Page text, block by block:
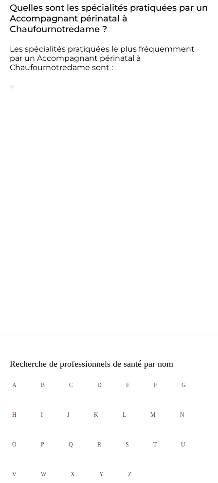
Quelles sont les spécialités pratiquées par un
Accompagnant périnatal à
Chaufournotredame ?
Les spécialités pratiquées le plus fréquemment
par un Accompagnant périnatal à
Chaufournotredame sont :
Recherche de professionnels de santé par nom
A B C D E F G
H I J K L M N
O P Q R S T U
V W X Y Z